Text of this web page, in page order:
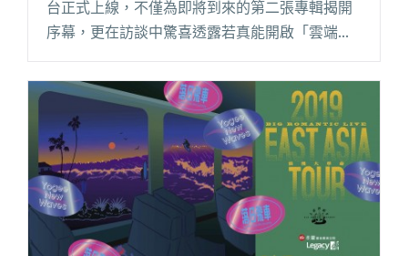
台正式上線，不僅為即將到來的第二張專輯揭開
序幕，更在訪談中驚喜透露若真能開啟「雲端假
期」，最想跨越時空連線已故音樂鬼才 Mac
Miller。 2023 年憑藉首張專輯《Loose Faucet把
水閱讀全文 "鄒序二專將問世 先行單曲〈雲端假
期〉邀守夜人旭章共同創作"